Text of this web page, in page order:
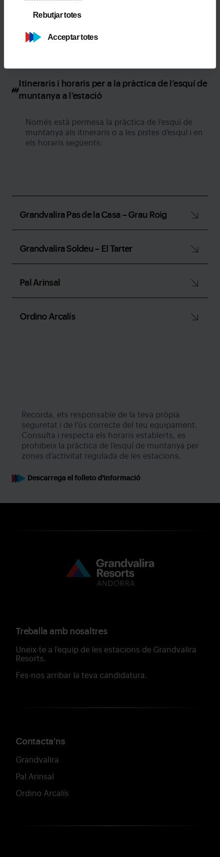
Acceptar totes
Rebutjar totes
Itineraris i horaris per a la pràctica de l’esquí de
muntanya a l’estació
Només està permesa la pràctica de l’esquí de
muntanya als itineraris o a les pistes d’esquí i en
els horaris següents:
Grandvalira Pas de la Casa – Grau Roig
Grandvalira Soldeu – El Tarter
Pal Arinsal
Ordino Arcalís
Recorda, ets responsable de la teva pròpia
seguretat i de l’ús correcte del teu equipament.
Consulta i respecta els horaris establerts, es
prohibeix la pràctica de l’esquí de muntanya per
zones d’activitat regulada de les estacions.
Descarrega el folleto d'informació
Treballa amb nosaltres
Uneix-te a l’equip de les estacions de Grandvalira
Resorts.
Fes-nos arribar la teva candidatura.
Contacta'ns
Grandvalira
Pal Arinsal
Ordino Arcalís